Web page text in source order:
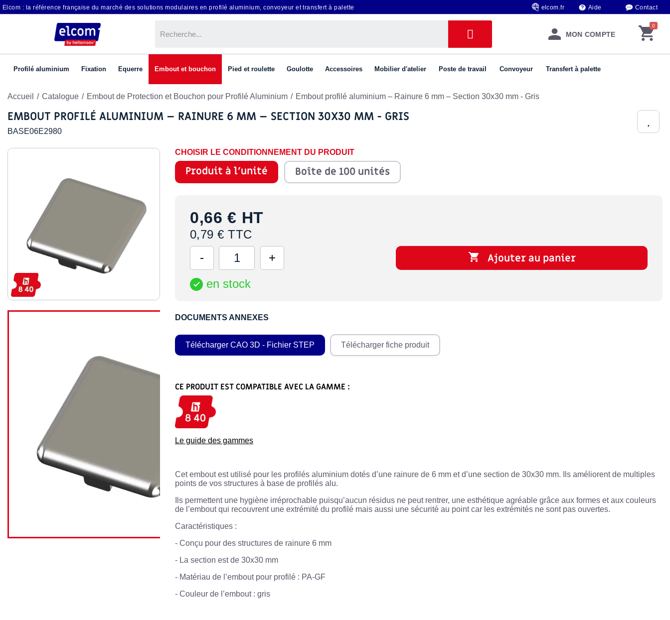
Elcom : la référence française du marché des solutions modulaires en profilé aluminium, convoyeur et transfert à palette elcom.fr Aide Contact
MON COMPTE
Profilé aluminium Fixation Equerre Embout et bouchon Pied et roulette Goulotte Accessoires Mobilier d'atelier Poste de travail Convoyeur Transfert à palette
Accueil Catalogue Embout de Protection et Bouchon pour Profilé Aluminium Embout profilé aluminium – Rainure 6 mm – Section 30x30 mm - Gris
EMBOUT PROFILÉ ALUMINIUM – RAINURE 6 MM – SECTION 30X30 MM - GRIS
BASE06E2980
CHOISIR LE CONDITIONNEMENT DU PRODUIT
Produit à l'unité Boîte de 100 unités
0,66 € HT
0,79 € TTC
 Ajouter au panier
 en stock
DOCUMENTS ANNEXES
Télécharger CAO 3D - Fichier STEP Télécharger fiche produit
CE PRODUIT EST COMPATIBLE AVEC LA GAMME :
Le guide des gammes
Cet embout est utilisé pour les profilés aluminium dotés d’une rainure de 6 mm et d’une section de 30x30 mm. Ils améliorent de multiples
points de vos structures à base de profilés alu.
Ils permettent une hygiène irréprochable puisqu’aucun résidus ne peut rentrer, une esthétique agréable grâce aux formes et aux couleurs
de l’embout qui recouvrent une extrémité du profilé mais aussi une sécurité au point car les extrémités ne sont pas ouvertes.
Caractéristiques :
- Conçu pour des structures de rainure 6 mm
- La section est de 30x30 mm
- Matériau de l’embout pour profilé : PA-GF
- Couleur de l’embout : gris